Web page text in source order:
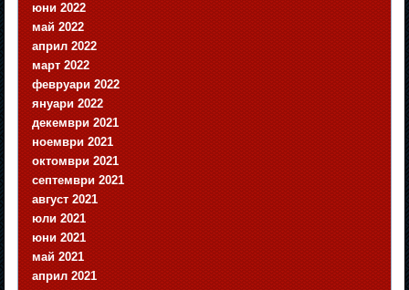
юни 2022
май 2022
април 2022
март 2022
февруари 2022
януари 2022
декември 2021
ноември 2021
октомври 2021
септември 2021
август 2021
юли 2021
юни 2021
май 2021
април 2021